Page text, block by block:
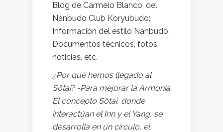
Blog de Carmelo Blanco, del
Nanbudo Club Koryubudo;
Información del estilo Nanbudo,
Documentos técnicos, fotos,
noticias, etc.
¿Por qué hemos llegado al
Sôtai? -Para mejorar la Armonía.
El concepto Sôtai, donde
interactúan el Inn y el Yang, se
desarrolla en un círculo, el